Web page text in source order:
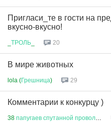
Пригласи_те в гости на
вкусно-вкусно!
ТРОЛЬ 20
В мире животных
lola (Грешница) 29
Комментарии к конкурцу )
38 папугаев спутанной проволок